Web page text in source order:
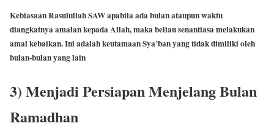
Kebiasaan Rasulullah SAW apabila ada bulan ataupun waktu
diangkatnya amalan kepada Allah, maka beliau senantiasa melakukan
amal kebaikan. Ini adalah keutamaan Sya’ban yang tidak dimiliki oleh
bulan-bulan yang lain
3) Menjadi Persiapan Menjelang Bulan
Ramadhan